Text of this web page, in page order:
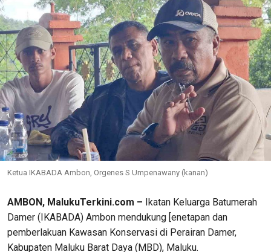
Ketua IKABADA Ambon, Orgenes S Umpenawany (kanan)
AMBON, MalukuTerkini.com – Ikatan Keluarga Batumerah
Damer (IKABADA) Ambon mendukung [enetapan dan
pemberlakuan Kawasan Konservasi di Perairan Damer,
Kabupaten Maluku Barat Daya (MBD), Maluku.